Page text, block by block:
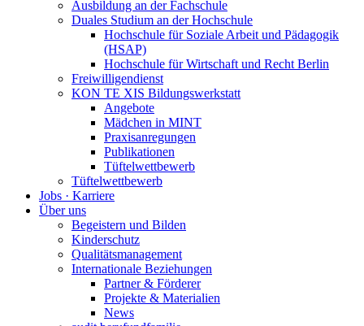
Ausbildung an der Fachschule
Duales Studium an der Hochschule
Hochschule für Soziale Arbeit und Pädagogik
(HSAP)
Hochschule für Wirtschaft und Recht Berlin
Freiwilligendienst
KON TE XIS Bildungswerkstatt
Angebote
Mädchen in MINT
Praxisanregungen
Publikationen
Tüftelwettbewerb
Tüftelwettbewerb
Jobs · Karriere
Über uns
Begeistern und Bilden
Kinderschutz
Qualitätsmanagement
Internationale Beziehungen
Partner & Förderer
Projekte & Materialien
News